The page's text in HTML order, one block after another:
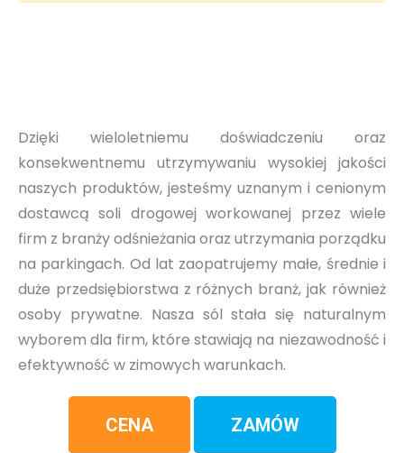
Dzięki wieloletniemu doświadczeniu oraz
konsekwentnemu utrzymywaniu wysokiej jakości
naszych produktów, jesteśmy uznanym i cenionym
dostawcą soli drogowej workowanej przez wiele
firm z branży odśnieżania oraz utrzymania porządku
na parkingach. Od lat zaopatrujemy małe, średnie i
duże przedsiębiorstwa z różnych branż, jak również
osoby prywatne. Nasza sól stała się naturalnym
wyborem dla firm, które stawiają na niezawodność i
efektywność w zimowych warunkach.
CENA ZAMÓW